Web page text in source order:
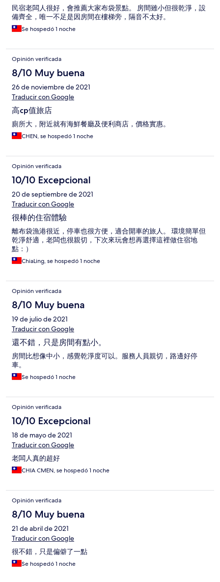
民宿老闆人很好，會推薦大家布袋景點。 房間雖小但很乾淨，設
備齊全，唯一不足是因房間在樓梯旁，隔音不太好。
Se hospedó 1 noche
Opinión verificada
8/10 Muy buena
26 de noviembre de 2021
Traducir con Google
高cp值旅店
廁所大，附近就有海鮮餐廳及便利商店，價格實惠。
CHEN, se hospedó 1 noche
Opinión verificada
10/10 Excepcional
20 de septiembre de 2021
Traducir con Google
很棒的住宿體驗
離布袋漁港很近，停車也很方便，適合開車的旅人。 環境簡單但
乾淨舒適，老闆也很親切，下次來玩會想再選擇這裡做住宿地
點：）
ChiaLing, se hospedó 1 noche
Opinión verificada
8/10 Muy buena
19 de julio de 2021
Traducir con Google
還不錯，只是房間有點小。
房間比想像中小，感覺乾淨度可以。服務人員親切，路邊好停
車。
Se hospedó 1 noche
Opinión verificada
10/10 Excepcional
18 de mayo de 2021
Traducir con Google
老闆人真的超好
CHIA CMEN, se hospedó 1 noche
Opinión verificada
8/10 Muy buena
21 de abril de 2021
Traducir con Google
很不錯，只是偏僻了一點
Se hospedó 1 noche